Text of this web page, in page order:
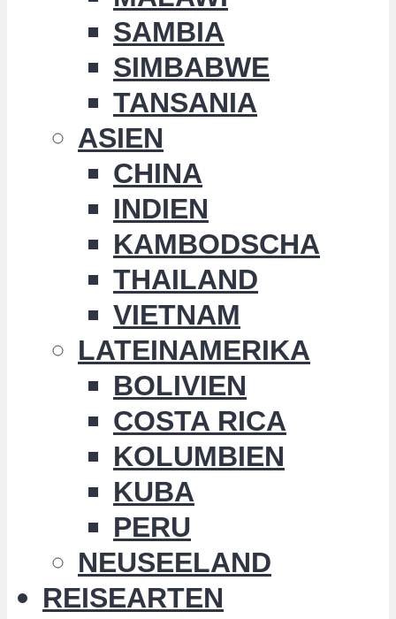
SAMBIA
SIMBABWE
TANSANIA
ASIEN
CHINA
INDIEN
KAMBODSCHA
THAILAND
VIETNAM
LATEINAMERIKA
BOLIVIEN
COSTA RICA
KOLUMBIEN
KUBA
PERU
NEUSEELAND
REISEARTEN